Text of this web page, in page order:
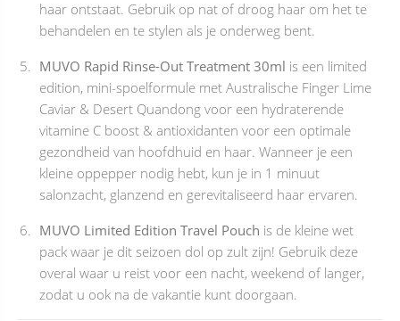
haar ontstaat. Gebruik op nat of droog haar om het te
behandelen en te stylen als je onderweg bent.
MUVO Rapid Rinse-Out Treatment 30ml is een limited
edition, mini-spoelformule met Australische Finger Lime
Caviar & Desert Quandong voor een hydraterende
vitamine C boost & antioxidanten voor een optimale
gezondheid van hoofdhuid en haar. Wanneer je een
kleine oppepper nodig hebt, kun je in 1 minuut
salonzacht, glanzend en gerevitaliseerd haar ervaren.
MUVO Limited Edition Travel Pouch is de kleine wet
pack waar je dit seizoen dol op zult zijn! Gebruik deze
overal waar u reist voor een nacht, weekend of langer,
zodat u ook na de vakantie kunt doorgaan.